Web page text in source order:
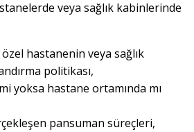
veya sağlık kabinlerinde
hastanenin veya sağlık
politikası,
yoksa hastane ortamında mı
pansuman süreçleri,